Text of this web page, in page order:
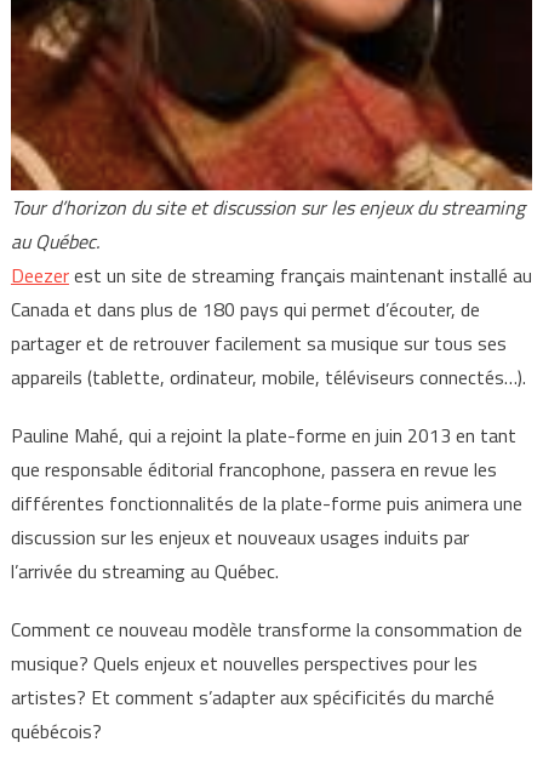
Tour d’horizon du site et discussion sur les enjeux du streaming
au Québec.
Deezerest un site de streaming français maintenant installé au
Canada et dans plus de 180 pays qui permet d’écouter, de
partager et de retrouver facilement sa musique sur tous ses
appareils (tablette, ordinateur, mobile, téléviseurs connectés…).
Pauline Mahé, qui a rejoint la plate-forme en juin 2013 en tant
que responsable éditorial francophone, passera en revue les
différentes fonctionnalités de la plate-forme puis animera une
discussion sur les enjeux et nouveaux usages induits par
l’arrivée du streaming au Québec.
Comment ce nouveau modèle transforme la consommation de
musique? Quels enjeux et nouvelles perspectives pour les
artistes? Et comment s’adapter aux spécificités du marché
québécois?